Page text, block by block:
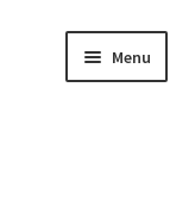
Menu